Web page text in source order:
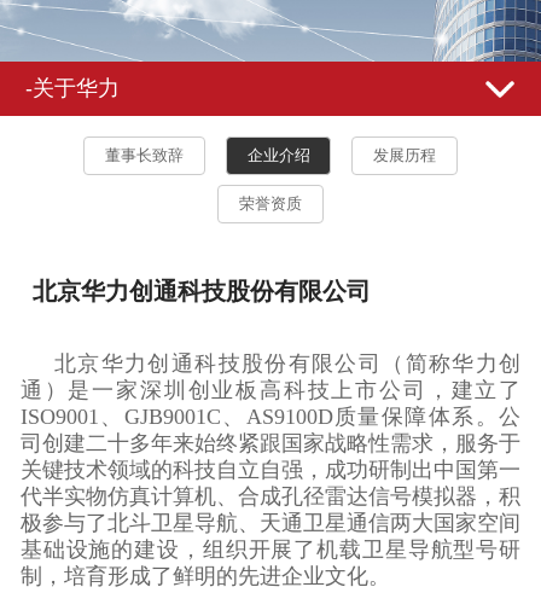
-关于华力
董事长致辞 企业介绍 发展历程
荣誉资质
北京华力创通科技股份有限公司
北京华力创通科技股份有限公司（简称华力创
通）是一家深圳创业板高科技上市公司，建立了
ISO9001、GJB9001C、AS9100D质量保障体系。公
司创建二十多年来始终紧跟国家战略性需求，服务于
关键技术领域的科技自立自强，成功研制出中国第一
代半实物仿真计算机、合成孔径雷达信号模拟器，积
极参与了北斗卫星导航、天通卫星通信两大国家空间
基础设施的建设，组织开展了机载卫星导航型号研
制，培育形成了鲜明的先进企业文化。